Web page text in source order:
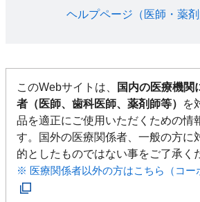
ヘルプページ（医師・薬剤
このWebサイトは、
国内の医療機関
者（医師、歯科医師、薬剤師等）
を
品を適正にご使用いただくための情
す。国外の医療関係者、一般の方に
的としたものではない事をご了承く
※ 医療関係者以外の方はこちら（コー